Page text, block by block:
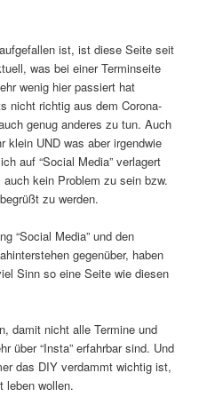
ist, ist diese Seite seit
was bei einer Terminseite
wenig hier passiert hat
nicht richtig aus dem Corona-
genug anderes zu tun. Auch
UND was aber irgendwie
auf “Social Media” verlagert
kein Problem zu sein bzw.
zu werden.
“Social Media” und den
gegenüber, haben
Sinn so eine Seite wie diesen
damit nicht alle Termine und
über “Insta” erfahrbar sind. Und
das DIY verdammt wichtig ist,
leben wollen.